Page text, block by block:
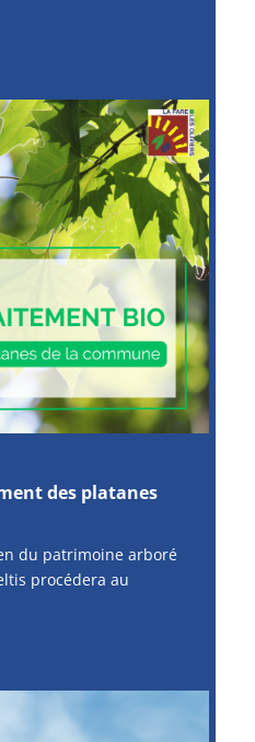
des platanes
du patrimoine arboré
procédera au